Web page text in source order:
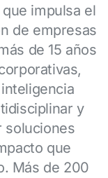
impulsa el
de empresas
de 15 años
y
soluciones
que
Más de 200